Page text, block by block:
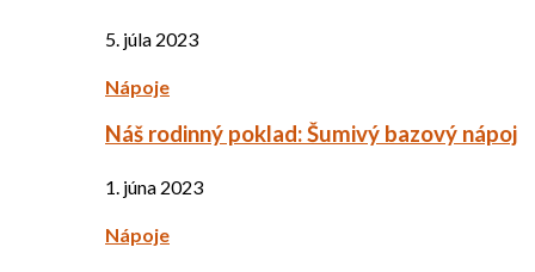
5. júla 2023
Nápoje
Náš rodinný poklad: Šumivý bazový nápoj
1. júna 2023
Nápoje